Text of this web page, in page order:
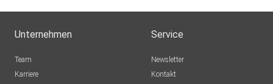
Unternehmen
Team
Karriere
Service
Newsletter
Kontakt